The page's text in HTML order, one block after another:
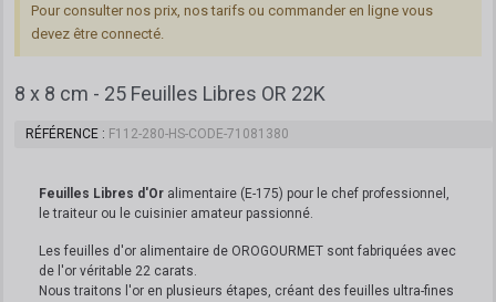
Pour consulter nos prix, nos tarifs ou commander en ligne vous
devez être connecté.
8 x 8 cm - 25 Feuilles Libres OR 22K
RÉFÉRENCE F112-280-HS-CODE-71081380
Feuilles Libres d'Or alimentaire (E-175) pour le chef professionnel,
le traiteur ou le cuisinier amateur passionné.
Les feuilles d'or alimentaire de OROGOURMET sont fabriquées avec
de l'or véritable 22 carats.
Nous traitons l'or en plusieurs étapes, créant des feuilles ultra-fines